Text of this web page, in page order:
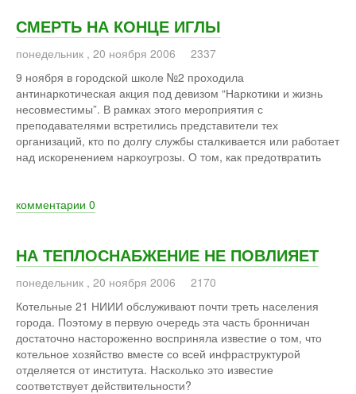
СМЕРТЬ НА КОНЦЕ ИГЛЫ
понедельник , 20 ноября 2006
2337
9 ноября в городской школе №2 проходила
антинаркотическая акция под девизом “Наркотики и жизнь
несовместимы”. В рамках этого мероприятия с
преподавателями встретились представители тех
организаций, кто по долгу службы сталкивается или работает
над искоренением наркоугрозы. О том, как предотвратить
комментарии 0
НА ТЕПЛОСНАБЖЕНИЕ НЕ ПОВЛИЯЕТ
понедельник , 20 ноября 2006
2170
Котельные 21 НИИИ обслуживают почти треть населения
города. Поэтому в первую очередь эта часть бронничан
достаточно настороженно восприняла известие о том, что
котельное хозяйство вместе со всей инфраструктурой
отделяется от института. Насколько это известие
соответствует действительности?